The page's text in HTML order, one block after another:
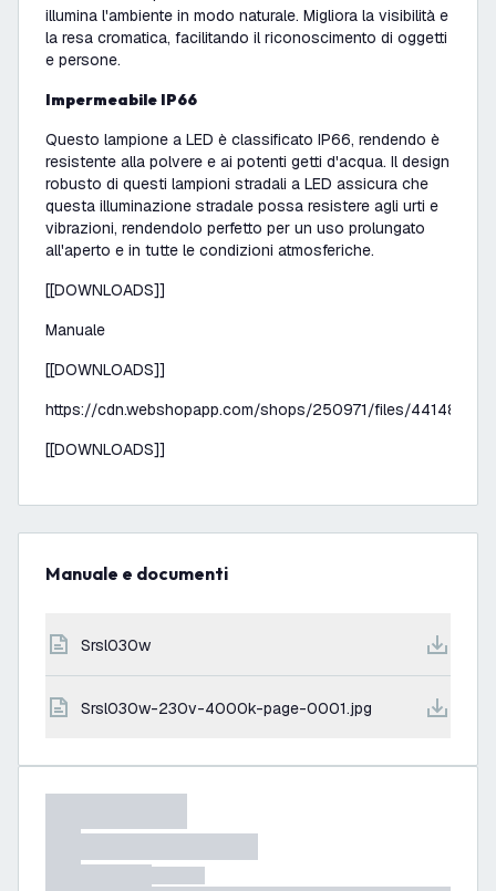
illumina l'ambiente in modo naturale. Migliora la visibilità e
la resa cromatica, facilitando il riconoscimento di oggetti
e persone.
Impermeabile IP66
Questo lampione a LED è classificato IP66, rendendo è
resistente alla polvere e ai potenti getti d'acqua. Il design
robusto di questi lampioni stradali a LED assicura che
questa illuminazione stradale possa resistere agli urti e
vibrazioni, rendendolo perfetto per un uso prolungato
all'aperto e in tutte le condizioni atmosferiche.
[[DOWNLOADS]]
Manuale
[[DOWNLOADS]]
https://cdn.webshopapp.com/shops/250971/files/
[[DOWNLOADS]]
Manuale e documenti
srsl030w
srsl030w-230v-4000k-page-0001.jpg